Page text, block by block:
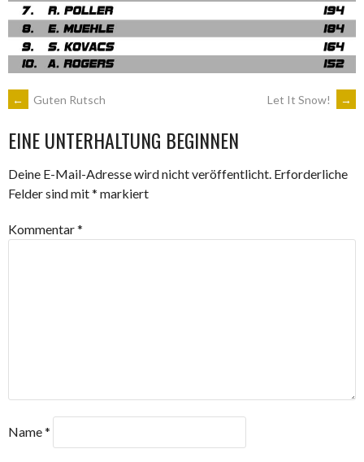
ARTIKEL-
NAVIGATION
← Guten Rutsch Let It Snow! →
EINE UNTERHALTUNG BEGINNEN
Deine E-Mail-Adresse wird nicht veröffentlicht. Erforderliche
Felder sind mit* markiert
Kommentar*
Name*